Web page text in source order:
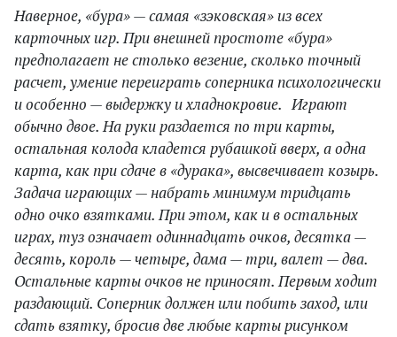
Наверное, «бура» — самая «зэковская» из всех
карточных игр. При внешней простоте «бура»
предполагает не столько везение, сколько точный
расчет, умение переиграть соперника психологически
и особенно — выдержку и хладнокровие. Играют
обычно двое. На руки раздается по три карты,
остальная колода кладется рубашкой вверх, а одна
карта, как при сдаче в «дурака», высвечивает козырь.
Задача играющих — набрать минимум тридцать
одно очко взятками. При этом, как и в остальных
играх, туз означает одиннадцать очков, десятка —
десять, король — четыре, дама — три, валет — два.
Остальные карты очков не приносят. Первым ходит
раздающий. Соперник должен или побить заход, или
сдать взятку, бросив две любые карты рисунком